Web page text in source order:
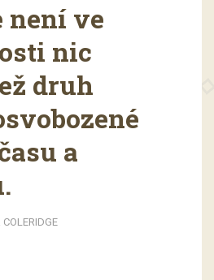
není ve
nic
druh
a